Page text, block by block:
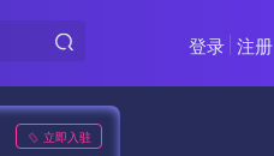
登录 注册
立即入驻